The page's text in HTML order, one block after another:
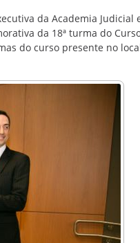
da Academia Judicial
da 18ª turma do
do curso presente no